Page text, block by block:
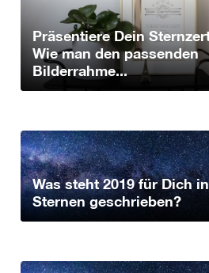
Präsentiere Dein
Wie man den passenden
Bilderrahme...
Was steht 2019 für Dich
Sternen geschrieben?